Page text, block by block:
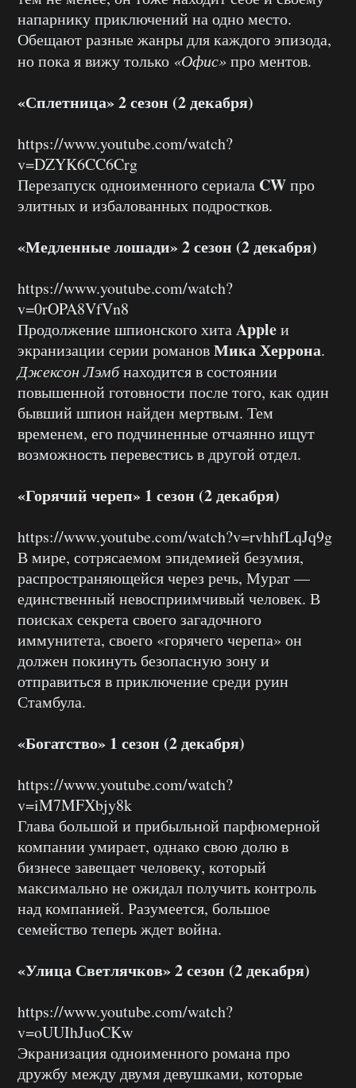
напарнику приключений на одно место.
Обещают разные жанры для каждого эпизода,
но пока я вижу только «Офис»про ментов.
«Сплетница» 2 сезон (2 декабря)
https://www.youtube.com/watch?
v=DZYK6CC6Crg
Перезапуск одноименного сериала CWпро
элитных и избалованных подростков.
«Медленные лошади» 2 сезон (2 декабря)
https://www.youtube.com/watch?
v=0rOPA8VfVn8
Продолжение шпионского хитаAppleи
экранизации серии романовМика Херрона.
Джексон Лэмбнаходится в состоянии
повышенной готовности после того, как один
бывший шпион найден мертвым. Тем
временем, его подчиненные отчаянно ищут
возможность перевестись в другой отдел.
«Горячий череп» 1 сезон (2 декабря)
https://www.youtube.com/watch?v=rvhhfLqJq9g
В мире, сотрясаемом эпидемией безумия,
распространяющейся через речь, Мурат —
единственный невосприимчивый человек. В
поисках секрета своего загадочного
иммунитета, своего «горячего черепа» он
должен покинуть безопасную зону и
отправиться в приключение среди руин
Стамбула.
«Богатство» 1 сезон (2 декабря)
https://www.youtube.com/watch?
v=iM7MFXbjy8k
Глава большой и прибыльной парфюмерной
компании умирает, однако свою долю в
бизнесе завещает человеку, который
максимально не ожидал получить контроль
над компанией. Разумеется, большое
семейство теперь ждет война.
«Улица Светлячков» 2 сезон (2 декабря)
https://www.youtube.com/watch?
v=oUUIhJuoCKw
Экранизация одноименного романа про
дружбу между двумя девушками, которые